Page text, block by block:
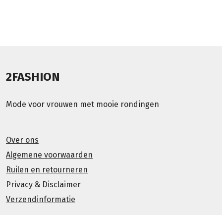
2FASHION
Mode voor vrouwen met mooie rondingen
Over ons
Algemene voorwaarden
Ruilen en retourneren
Privacy & Disclaimer
Verzendinformatie